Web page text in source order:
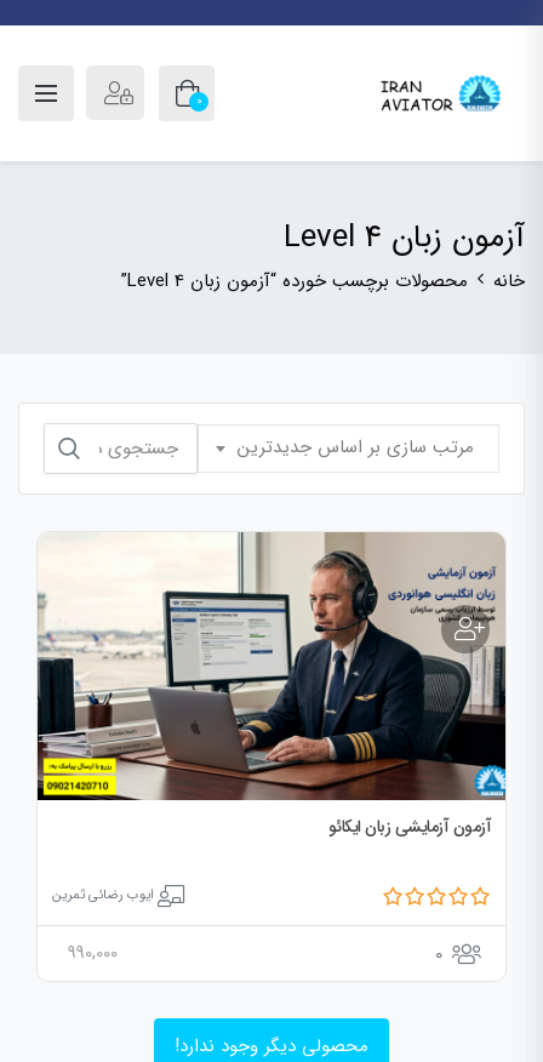
0
آزمون زبان Level 4
خانه محصولات برچسب خورده “آزمون زبان Level 4”
مرتب سازی بر اساس جدیدترین
جستجو
برای:
آزمون آزمایشی زبان ایکائو
ایوب رضائی ثمرین
0
990,000
محصولی دیگر وجود ندارد!